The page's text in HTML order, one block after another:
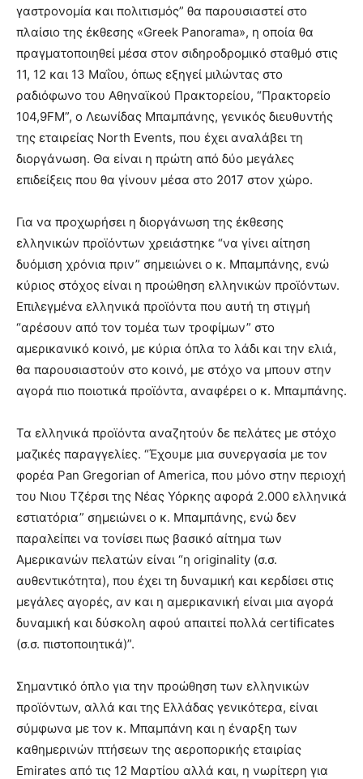
γαστρονομία και πολιτισμός” θα παρουσιαστεί στο
πλαίσιο της έκθεσης «Greek Panorama», η οποία θα
πραγματοποιηθεί μέσα στον σιδηροδρομικό σταθμό στις
11, 12 και 13 Μαΐου, όπως εξηγεί μιλώντας στο
ραδιόφωνο του Αθηναϊκού Πρακτορείου, “Πρακτορείο
104,9FM”, ο Λεωνίδας Μπαμπάνης, γενικός διευθυντής
της εταιρείας North Events, που έχει αναλάβει τη
διοργάνωση. Θα είναι η πρώτη από δύο μεγάλες
επιδείξεις που θα γίνουν μέσα στο 2017 στον χώρο.
Για να προχωρήσει η διοργάνωση της έκθεσης
ελληνικών προϊόντων χρειάστηκε “να γίνει αίτηση
δυόμιση χρόνια πριν” σημειώνει ο κ. Μπαμπάνης, ενώ
κύριος στόχος είναι η προώθηση ελληνικών προϊόντων.
Επιλεγμένα ελληνικά προϊόντα που αυτή τη στιγμή
“αρέσουν από τον τομέα των τροφίμων” στο
αμερικανικό κοινό, με κύρια όπλα το λάδι και την ελιά,
θα παρουσιαστούν στο κοινό, με στόχο να μπουν στην
αγορά πιο ποιοτικά προϊόντα, αναφέρει ο κ. Μπαμπάνης.
Τα ελληνικά προϊόντα αναζητούν δε πελάτες με στόχο
μαζικές παραγγελίες. “Έχουμε μια συνεργασία με τον
φορέα Pan Gregorian of America, που μόνο στην περιοχή
του Νιου Τζέρσι της Νέας Υόρκης αφορά 2.000 ελληνικά
εστιατόρια” σημειώνει ο κ. Μπαμπάνης, ενώ δεν
παραλείπει να τονίσει πως βασικό αίτημα των
Αμερικανών πελατών είναι “η originality (σ.σ.
αυθεντικότητα), που έχει τη δυναμική και κερδίσει στις
μεγάλες αγορές, αν και η αμερικανική είναι μια αγορά
δυναμική και δύσκολη αφού απαιτεί πολλά certificates
(σ.σ. πιστοποιητικά)”.
Σημαντικό όπλο για την προώθηση των ελληνικών
προϊόντων, αλλά και της Ελλάδας γενικότερα, είναι
σύμφωνα με τον κ. Μπαμπάνη και η έναρξη των
καθημερινών πτήσεων της αεροπορικής εταιρίας
Emirates από τις 12 Μαρτίου αλλά και, η νωρίτερη για